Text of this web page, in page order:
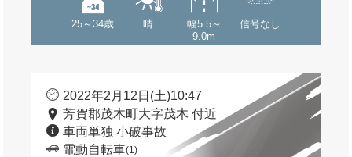
25～34歳 晴
幅5.5～
9.0m
信号なし
2022年2月12日(土)10:47
芳賀郡茂木町大字茂木 付近
車両単独 小破事故
電動自転車(1)